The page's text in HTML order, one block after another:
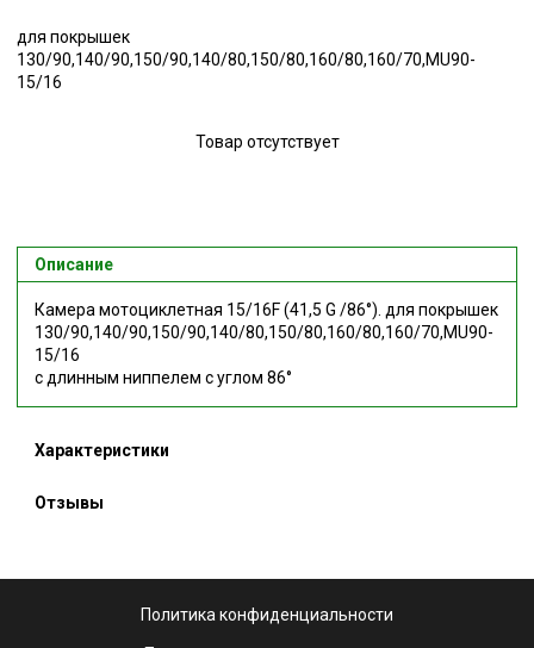
для покрышек
130/90,140/90,150/90,140/80,150/80,160/80,160/70,MU90-
15/16
Товар отсутствует
Описание
Камера мотоциклетная 15/16F (41,5 G /86°). для покрышек
130/90,140/90,150/90,140/80,150/80,160/80,160/70,MU90-
15/16
с длинным ниппелем с углом 86°
Характеристики
Отзывы
Политика конфиденциальности